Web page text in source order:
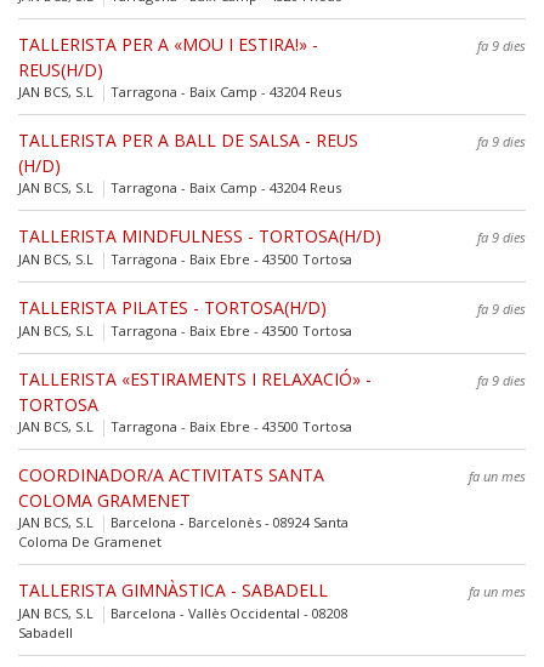
TALLERISTA PER A «MOU I ESTIRA!» -
REUS(H/D)
fa 9 dies
JAN BCS, S.L Tarragona - Baix Camp - 43204 Reus
TALLERISTA PER A BALL DE SALSA - REUS
(H/D)
fa 9 dies
JAN BCS, S.L Tarragona - Baix Camp - 43204 Reus
TALLERISTA MINDFULNESS - TORTOSA(H/D)
fa 9 dies
JAN BCS, S.L
Tarragona - Baix Ebre - 43500 Tortosa
TALLERISTA PILATES - TORTOSA(H/D)
fa 9 dies
JAN BCS, S.L
Tarragona - Baix Ebre - 43500 Tortosa
TALLERISTA «ESTIRAMENTS I RELAXACIÓ» -
TORTOSA
fa 9 dies
JAN BCS, S.L Tarragona - Baix Ebre - 43500 Tortosa
COORDINADOR/A ACTIVITATS SANTA
COLOMA GRAMENET
fa un mes
JAN BCS, S.L
Barcelona - Barcelonès - 08924 Santa
Coloma De Gramenet
TALLERISTA GIMNÀSTICA - SABADELL
fa un mes
JAN BCS, S.L
Barcelona - Vallès Occidental - 08208
Sabadell